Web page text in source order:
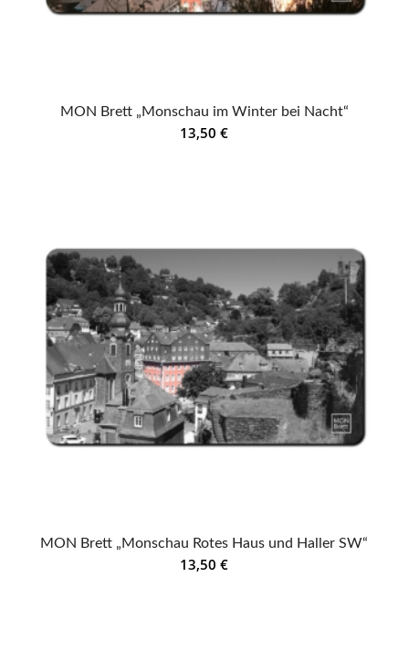
MON Brett „Monschau im Winter bei Nacht“
13,50€
MON Brett „Monschau Rotes Haus und Haller SW“
13,50€